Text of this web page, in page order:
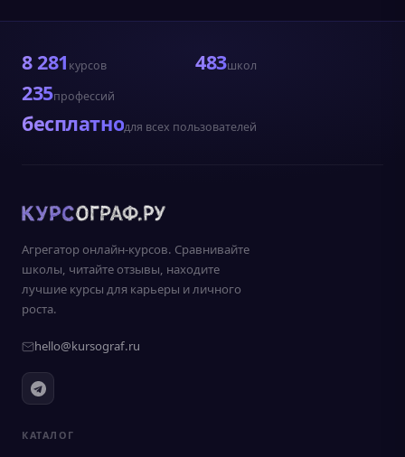
8 281 курсов 483школ
235профессий
бесплатнодля всех пользователей
Агрегатор онлайн-курсов. Сравнивайте
школы, читайте отзывы, находите
лучшие курсы для карьеры и личного
роста.
hello@kursograf.ru
КАТАЛОГ